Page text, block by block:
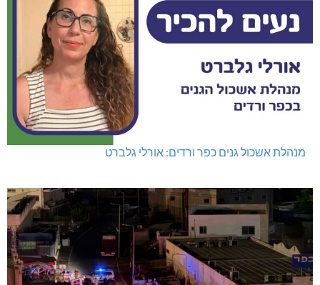
מנהלת אשכול גנים כפר ורדים: אורלי גלברט